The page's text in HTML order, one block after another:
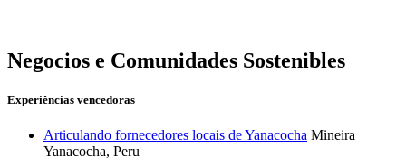
Negocios e Comunidades Sostenibles
Experiências vencedoras
Articulando fornecedores locais de Yanacocha Mineira
Yanacocha, Peru